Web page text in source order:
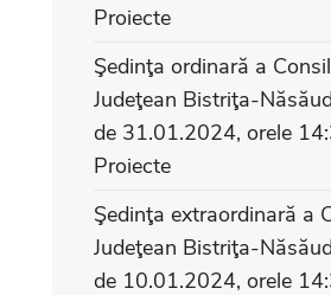
Proiecte
Şedinţa ordinară a
Judeţean Bistriţa-
de 31.01.2024, orele
Proiecte
Şedinţa extraordinară a
Judeţean Bistriţa-
de 10.01.2024, orele